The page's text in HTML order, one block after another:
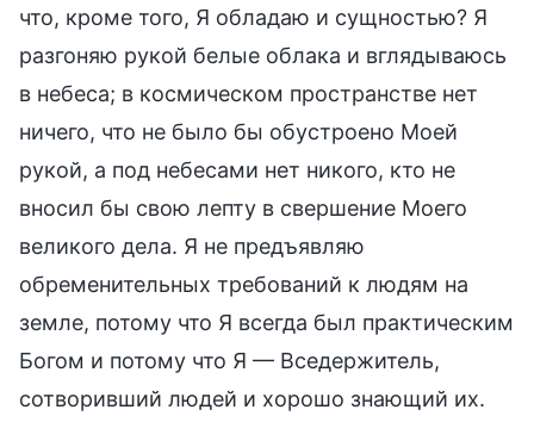
что, кроме того, Я обладаю и сущностью? Я
разгоняю рукой белые облака и вглядываюсь
в небеса; в космическом пространстве нет
ничего, что не было бы обустроено Моей
рукой, а под небесами нет никого, кто не
вносил бы свою лепту в свершение Моего
великого дела. Я не предъявляю
обременительных требований к людям на
земле, потому что Я всегда был практическим
Богом и потому что Я — Вседержитель,
сотворивший людей и хорошо знающий их.